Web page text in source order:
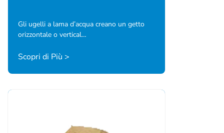
Gli ugelli a lama d’acqua creano un getto
orizzontale o vertical…
Scopri di Più >